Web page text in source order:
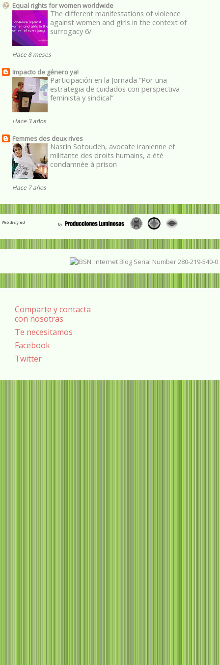
Equal rights for women worldwide
The different manifestations of violence
against women and girls in the context of
surrogacy 6/
Hace 8 meses
Impacto de género ya!
Participación en la Jornada “Por una
estrategia de cuidados con perspectiva
feminista y sindical”
Hace 3 años
Femmes des deux rives
Nasrin Sotoudeh, avocate iranienne et
militante des droits humains, a été
condamnée à prison
Hace 7 años
Web designed
Comparte y contacta
con nosotras
Te necesitamos
Facebook
Twitter